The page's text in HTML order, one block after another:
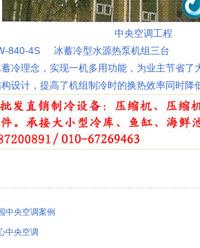
中央空调工程
840-4S 冰蓄冷型水源热泵机组三台
冷理念，实现一机多用功能，为业主节省了
设计，提高了机组制冷时的换热效率同时降
中央空调案例
中央空调